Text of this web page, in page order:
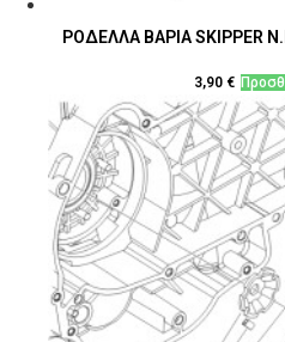
ΡΟΔΕΛΛΑ ΒΑΡΙΑ SKIPPER
3,90 €